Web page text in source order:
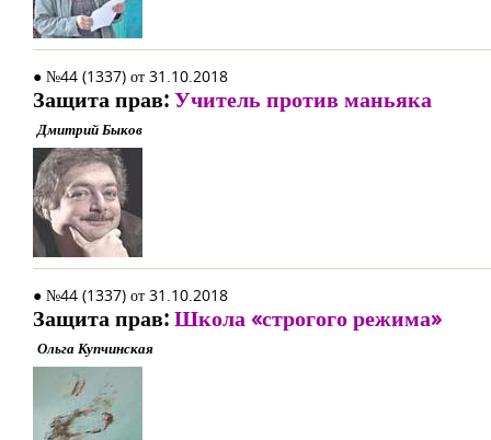
● №44 (1337) от 31.10.2018
Защита прав:Учитель против маньяка
Дмитрий Быков
● №44 (1337) от 31.10.2018
Защита прав:Школа «строгого режима»
Ольга Купчинская